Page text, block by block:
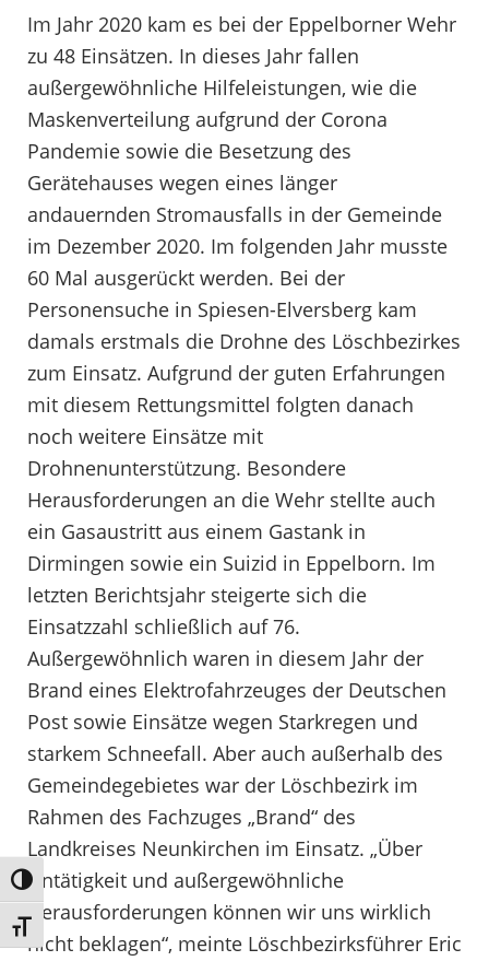
Umschalten auf hohe Kontraste
Schrift vergrößern
Im Jahr 2020 kam es bei der Eppelborner Wehr
zu 48 Einsätzen. In dieses Jahr fallen
außergewöhnliche Hilfeleistungen, wie die
Maskenverteilung aufgrund der Corona
Pandemie sowie die Besetzung des
Gerätehauses wegen eines länger
andauernden Stromausfalls in der Gemeinde
im Dezember 2020. Im folgenden Jahr musste
60 Mal ausgerückt werden. Bei der
Personensuche in Spiesen-Elversberg kam
damals erstmals die Drohne des Löschbezirkes
zum Einsatz. Aufgrund der guten Erfahrungen
mit diesem Rettungsmittel folgten danach
noch weitere Einsätze mit
Drohnenunterstützung. Besondere
Herausforderungen an die Wehr stellte auch
ein Gasaustritt aus einem Gastank in
Dirmingen sowie ein Suizid in Eppelborn. Im
letzten Berichtsjahr steigerte sich die
Einsatzzahl schließlich auf 76.
Außergewöhnlich waren in diesem Jahr der
Brand eines Elektrofahrzeuges der Deutschen
Post sowie Einsätze wegen Starkregen und
starkem Schneefall. Aber auch außerhalb des
Gemeindegebietes war der Löschbezirk im
Rahmen des Fachzuges „Brand“ des
Landkreises Neunkirchen im Einsatz. „Über
Untätigkeit und außergewöhnliche
Herausforderungen können wir uns wirklich
nicht beklagen“, meinte Löschbezirksführer Eric